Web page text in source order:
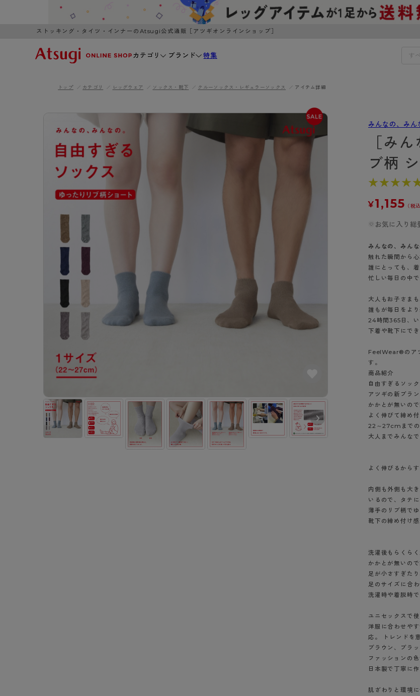
ストッキング・タイツ・インナーのAtsugi公式通販［アツギオンラインショップ］
カテゴリ
WOMEN MEN KIDS
カテゴリから探す
レッグウェア
ストッキング
- 柄ストッキング
- ショート丈ストッキング
- 着圧ストッキング
- パンティ部レスストッキング
- 無地タイツ
- 着圧タイツ
ソックス・靴下
レギンス・スパッツ
- ブラトップ
- レギュラーショーツ
- サニタリーショーツ
- ガードル・補正ショーツ
肌着・インナー
- 長袖（七分袖以上）
- タンクトップ
- カップ付きインナー
ライフスタイルウェア
ルームウェア・パジャマ
- スポーツボトムス
レッグウエア
ソックス・靴下
スニーカー丈・くるぶし丈ソックス
ハイソックス
トランクス
Tバック・ビキニ
肌着・インナー
ルームウェア・パジャマ
レッグウエア
タイツ
クルー・レギュラー丈ソックス
スニーカー丈・くるぶし丈ソックス
ハイソックス
ワイヤーブラ
スポーツブラ
ショーツ
レギュラーショーツ
ブランド
アスティーグ クリアビューテ
hotto comfort Atsugi
みんなの、みんなの。 CLINICAL
特集
3,980円以上のご購入で送料無料
WOMEN MEN
カテゴリから探す
レッグウェア
- 無地ストッキング
- ショート丈ストッキング
- パンティ部レスストッキング
- 無地タイツ
- ひざ下丈タイツ
ソックス・靴下
レギンス・スパッツ
ブラジャー
- ノンワイヤーブラ
- ワイヤーブラ
- ブラトップ
ショーツ
- サニタリーショーツ
- ガードル・補正ショーツ
肌着・インナー
- タンクトップ
- カップ付きインナー
ボトムス
トップス
ルームウェア・パジャマ
アクティブ・スポーツ
- スポーツトップス
- スポーツボトムス
雑貨・小物
レッグウエア
ソックス・靴下
クルー・レギュラー丈ソックス
スニーカー丈・くるぶし丈ソックス
メンズパンツ
ボクサー
Tバック・ビキニ
肌着・インナー
ライフスタイルウェア
ボトムス
トップス
ルームウェア・パジャマ
レッグウエア
タイツ
ソックス・靴下
クルー・レギュラー丈ソックス
スニーカー丈・くるぶし丈ソックス
ハイソックス
スクールソックス
ブラジャー
ノンワイヤーブラ
スポーツブラ
ショーツ
レギュラーショーツ
サニタリーショーツ
ボクサー
カテゴリ一覧へ
ブランドから探す
アスティーグ
クリアビューティアクティブ
スゴスト
フェイクタイツ
hotto comfort
Atsugi COLORS
スクールタイム
みんなの、みんなの。
商品選びのお手
ブラジャー特集
私に似合う、スト
ご利用ガイド
はじめての方へ
よくある質問（
サイズ表
配送方法について
返品・交換について
お問い合わせについ
トップ カテゴリ レッグウェア ソックス・靴下 クルーソックス・レギュラーソックス アイテム詳細
みんなの、みん
［み
ブ柄
¥1,155 （税込
お気に入り総
みんなの、みんな
触れた瞬間から
誰にとっても、
忙しい毎日の中
大人もお子さま
誰もが毎日をよ
24時間365日、い
下着や靴下にで
FeelWear®のア
す。
商品紹介
自由すぎるソッ
アツギの新ブラ
かかとが無いの
よく伸びて締め
22～27cmまでの
大人までみんな
よく伸びるから
内側も外側も大
いるので、タテ
薄手のリブ柄で
靴下の締め付け
洗濯後もらくら
かかとが無いの
足が小さすぎた
足のサイズに合
洗濯時や着脱時
ユニセックスで
洋服に合わせや
応。 トレンドを
ブラウン、ブラ
ファッションの
日本製で丁寧に
肌ざわりと環境